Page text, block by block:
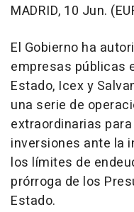
MADRID, 10 Jun.
El Gobierno ha
empresas públicas
Estado, Icex y
una serie de
extraordinarias
inversiones ante la
los límites de
prórroga de los
Estado.